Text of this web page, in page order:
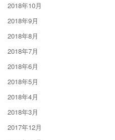
2018年10月
2018年9月
2018年8月
2018年7月
2018年6月
2018年5月
2018年4月
2018年3月
2017年12月